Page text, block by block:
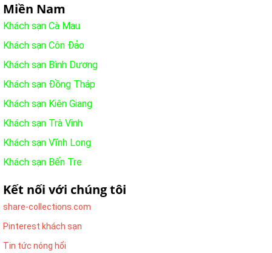
Miền Nam
Khách sạn Cà Mau
Khách sạn Côn Đảo
Khách sạn Bình Dương
Khách sạn Đồng Tháp
Khách sạn Kiên Giang
Khách sạn Trà Vinh
Khách sạn Vĩnh Long
Khách sạn Bến Tre
Kết nối với chúng tôi
share-collections.com
Pinterest khách sạn
Tin tức nóng hổi